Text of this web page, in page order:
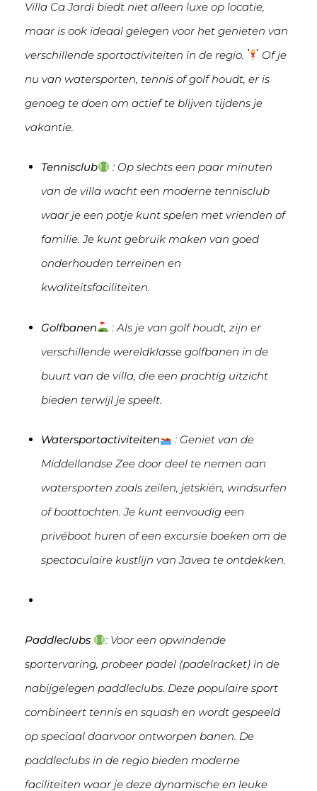
Villa Ca Jardi biedt niet alleen luxe op locatie,
maar is ook ideaal gelegen voor het genieten van
verschillende sportactiviteiten in de regio.
Of je
nu van watersporten, tennis of golf houdt, er is
genoeg te doen om actief te blijven tijdens je
vakantie.
Tennisclub
: Op slechts een paar minuten
van de villa wacht een moderne tennisclub
waar je een potje kunt spelen met vrienden of
familie. Je kunt gebruik maken van goed
onderhouden terreinen en
kwaliteitsfaciliteiten.
Golfbanen
: Als je van golf houdt, zijn er
verschillende wereldklasse golfbanen in de
buurt van de villa, die een prachtig uitzicht
bieden terwijl je speelt.
Watersportactiviteiten
: Geniet van de
Middellandse Zee door deel te nemen aan
watersporten zoals zeilen, jetskiën, windsurfen
of boottochten. Je kunt eenvoudig een
privéboot huren of een excursie boeken om de
spectaculaire kustlijn van Javea te ontdekken.
Paddleclubs
: Voor een opwindende
sportervaring, probeer padel (padelracket) in de
nabijgelegen paddleclubs. Deze populaire sport
combineert tennis en squash en wordt gespeeld
op speciaal daarvoor ontworpen banen. De
paddleclubs in de regio bieden moderne
faciliteiten waar je deze dynamische en leuke